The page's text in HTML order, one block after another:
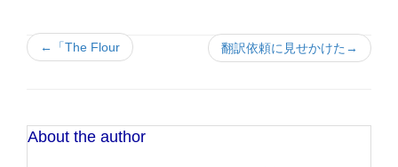
←「The Flour 翻訳依頼に見せかけた→
About the author